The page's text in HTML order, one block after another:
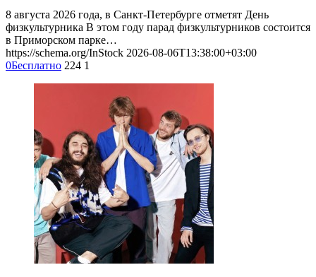
8 августа 2026 года, в Санкт-Петербурге отметят День
физкультурника В этом году парад физкультурников состоится
в Приморском парке…
https://schema.org/InStock 2026-08-06T13:38:00+03:00
0Бесплатно 224 1